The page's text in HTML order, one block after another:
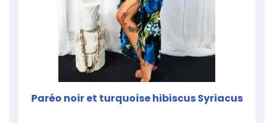
Paréo noir et turquoise hibiscus Syriacus